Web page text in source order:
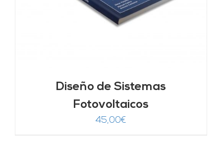
Diseño de Sistemas
Fotovoltaicos
45,00€